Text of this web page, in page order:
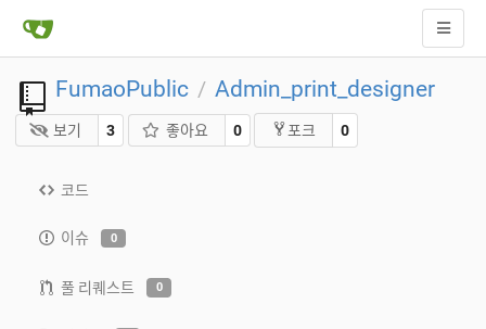
FumaoPublic / Admin_print_designer
보기 3 좋아요 0 포크 0
코드
이슈 0
풀 리퀘스트 0